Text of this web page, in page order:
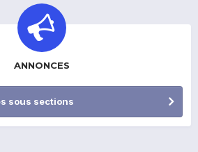
ANNONCES
sous sections